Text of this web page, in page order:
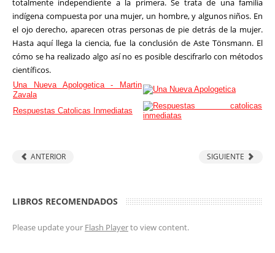
totalmente independiente a la primera. Se trata de una familia
indígena compuesta por una mujer, un hombre, y algunos niños. En
el ojo derecho, aparecen otras personas de pie detrás de la mujer.
Hasta aquí llega la ciencia, fue la conclusión de Aste Tönsmann. El
cómo se ha realizado algo así no es posible descifrarlo con métodos
científicos.
Una Nueva Apologetica - Martin
Zavala
Respuestas Catolicas Inmediatas
ANTERIOR SIGUIENTE
LIBROS RECOMENDADOS
Please update your Flash Playerto view content.